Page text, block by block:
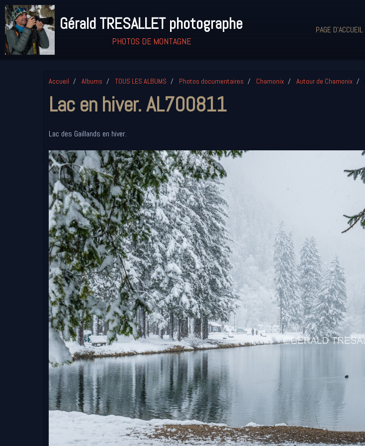
Gérald TRESALLET photographe
PHOTOS DE MONTAGNE
PAGE D'ACCUEIL
Accueil Albums TOUS LES ALBUMS Photos documentaires Chamonix Autour de Chamonix
Lac en hiver. AL700811
Lac des Gaillands en hiver.